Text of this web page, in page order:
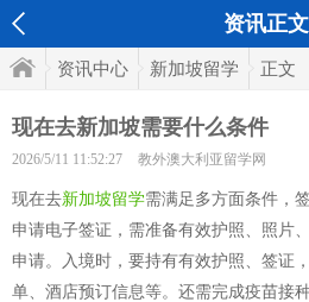
资讯正文
资讯中心 新加坡留学 正文
现在去新加坡需要什么条件
2026/5/11 11:52:27 教外澳大利亚留学网
现在去新加坡留学需满足多方面条件，
申请电子签证，需准备有效护照、照片
申请。入境时，要持有有效护照、签证
单、酒店预订信息等。还需完成疫苗接